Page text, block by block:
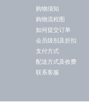
购物须知
购物流程图
如何提交订单
会员级别及折扣
支付方式
配送方式及收费
联系客服